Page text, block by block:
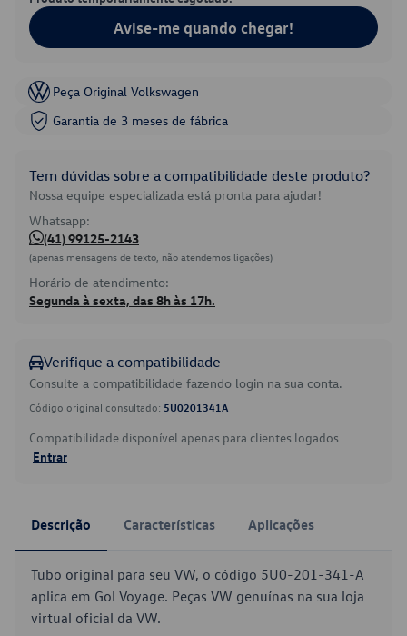
Avise-me quando chegar!
Peça Original Volkswagen
Garantia de 3 meses de fábrica
Tem dúvidas sobre a compatibilidade deste produto?
Nossa equipe especializada está pronta para ajudar!
Whatsapp:
(41) 99125-2143
(apenas mensagens de texto, não atendemos ligações)
Horário de atendimento:
Segunda à sexta, das 8h às 17h.
Verifique a compatibilidade
Consulte a compatibilidade fazendo login na sua conta.
Código original consultado: 5U0201341A
Compatibilidade disponível apenas para clientes logados.
Entrar
Descrição Características Aplicações
Tubo original para seu VW, o código 5U0-201-341-A
aplica em Gol Voyage. Peças VW genuínas na sua loja
virtual oficial da VW.